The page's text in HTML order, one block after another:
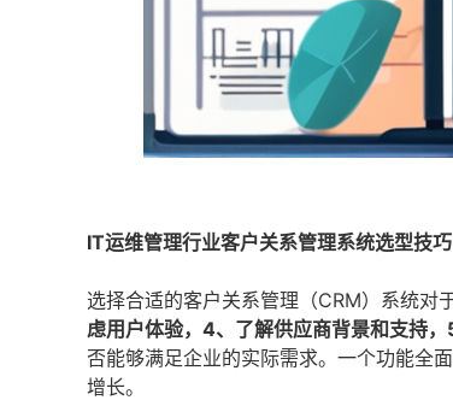
IT运维管理行业客户关系管理系统选型技巧
选择合适的客户关系管理（CRM）系统对
虑用户体验，4、了解供应商背景和支持
否能够满足企业的实际需求。一个功能全
增长。